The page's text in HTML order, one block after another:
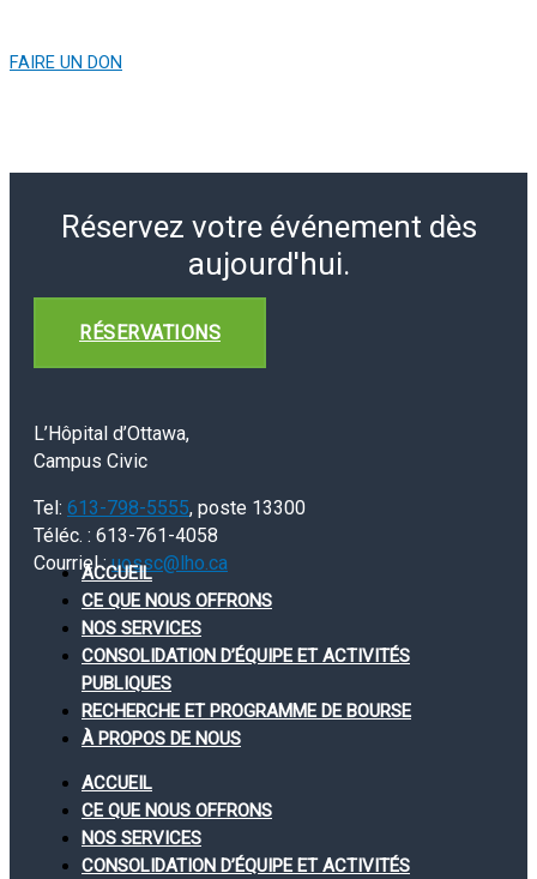
FAIRE UN DON
Réservez votre événement dès
aujourd'hui.
RÉSERVATIONS
L’Hôpital d’Ottawa,
Campus Civic
Tel: 613-798-5555, poste 13300
Téléc. : 613-761-4058
Courriel :uossc@lho.ca
ACCUEIL
CE QUE NOUS OFFRONS
NOS SERVICES
CONSOLIDATION D’ÉQUIPE ET ACTIVITÉS
PUBLIQUES
RECHERCHE ET PROGRAMME DE BOURSE
À PROPOS DE NOUS
ACCUEIL
CE QUE NOUS OFFRONS
NOS SERVICES
CONSOLIDATION D’ÉQUIPE ET ACTIVITÉS